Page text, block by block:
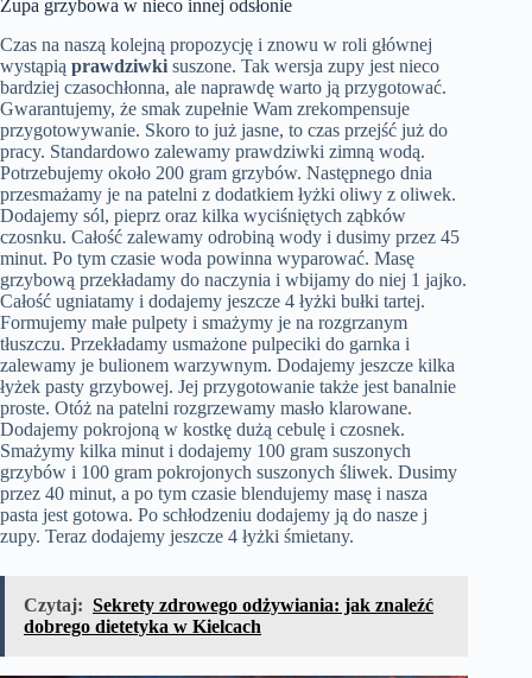
Zupa grzybowa w nieco innej odsłonie
Czas na naszą kolejną propozycję i znowu w roli głównej
wystąpią prawdziwki suszone. Tak wersja zupy jest nieco
bardziej czasochłonna, ale naprawdę warto ją przygotować.
Gwarantujemy, że smak zupełnie Wam zrekompensuje
przygotowywanie. Skoro to już jasne, to czas przejść już do
pracy. Standardowo zalewamy prawdziwki zimną wodą.
Potrzebujemy około 200 gram grzybów. Następnego dnia
przesmażamy je na patelni z dodatkiem łyżki oliwy z oliwek.
Dodajemy sól, pieprz oraz kilka wyciśniętych ząbków
czosnku. Całość zalewamy odrobiną wody i dusimy przez 45
minut. Po tym czasie woda powinna wyparować. Masę
grzybową przekładamy do naczynia i wbijamy do niej 1 jajko.
Całość ugniatamy i dodajemy jeszcze 4 łyżki bułki tartej.
Formujemy małe pulpety i smażymy je na rozgrzanym
tłuszczu. Przekładamy usmażone pulpeciki do garnka i
zalewamy je bulionem warzywnym. Dodajemy jeszcze kilka
łyżek pasty grzybowej. Jej przygotowanie także jest banalnie
proste. Otóż na patelni rozgrzewamy masło klarowane.
Dodajemy pokrojoną w kostkę dużą cebulę i czosnek.
Smażymy kilka minut i dodajemy 100 gram suszonych
grzybów i 100 gram pokrojonych suszonych śliwek. Dusimy
przez 40 minut, a po tym czasie blendujemy masę i nasza
pasta jest gotowa. Po schłodzeniu dodajemy ją do nasze j
zupy. Teraz dodajemy jeszcze 4 łyżki śmietany.
Czytaj: Sekrety zdrowego odżywiania: jak znaleźć
dobrego dietetyka w Kielcach